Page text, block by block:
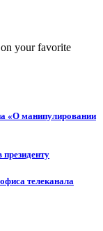
your favorite
«О манипулировании
телеканала